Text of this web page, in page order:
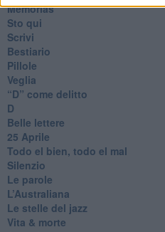
Memòrias
Sto qui
Scrivi
Bestiario
Pillole
Veglia
​“D” come delitto
D
Belle lettere
25 Aprile
Todo el bien, todo el mal
Silenzio
Le parole
​L’Australiana
Le stelle del jazz
Vita & morte